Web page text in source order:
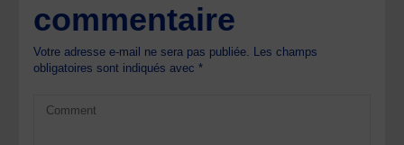
commentaire
Votre adresse e-mail ne sera pas publiée. Les champs
obligatoires sont indiqués avec*